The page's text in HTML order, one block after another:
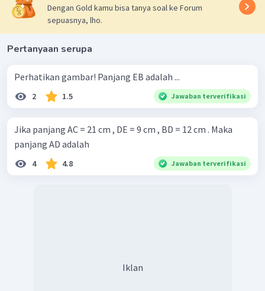
Dengan Gold kamu bisa tanya soal ke Forum
sepuasnya, lho.
Pertanyaan serupa
Perhatikan gambar! Panjang EB adalah ...
2 1.5 Jawaban terverifikasi
Jika panjang AC = 21 cm , DE = 9 cm , BD = 12 cm . Maka
panjang AD adalah
4 4.8 Jawaban terverifikasi
Iklan